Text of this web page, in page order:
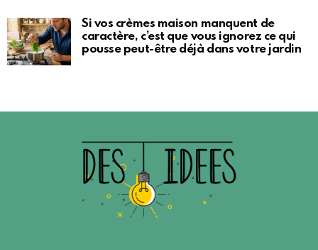
Si vos crèmes maison manquent de
caractère, c’est que vous ignorez ce qui
pousse peut-être déjà dans votre jardin